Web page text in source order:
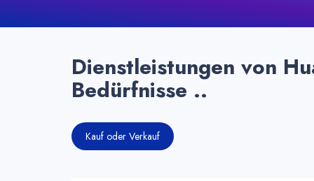
Dienstleistungen von
Bedürfnisse ..
Kauf oder Verkauf